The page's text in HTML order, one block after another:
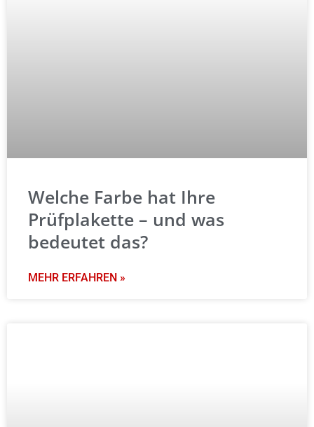
Welche Farbe hat Ihre
Prüfplakette – und was
bedeutet das?
MEHR ERFAHREN »